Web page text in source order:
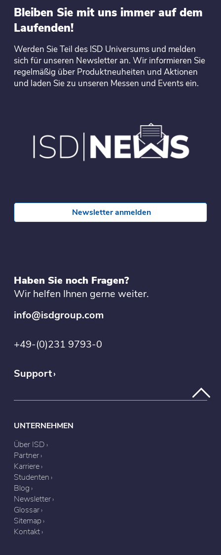
Bleiben Sie mit uns immer auf dem
Laufenden!
Werden Sie Teil des ISD Universums und melden
sich für unseren Newsletter an. Wir informieren Sie
regelmäßig über Produktneuheiten und Aktionen
und laden Sie zu unseren Messen und Events ein.
Newsletter anmelden
Haben Sie noch Fragen?
Wir helfen Ihnen gerne weiter.
info@isdgroup.com
+49-(0)231 9793-0
Support
UNTERNEHMEN
Über ISD
Partner
Karriere
Studenten
Blog
Newsletter
Glossar
Sitemap
Kontakt